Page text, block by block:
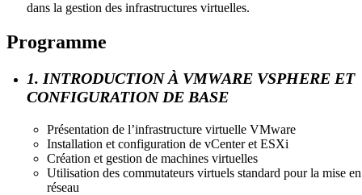
dans la gestion des infrastructures virtuelles.
Programme
1. INTRODUCTION À VMWARE VSPHERE ET
CONFIGURATION DE BASE
Présentation de l’infrastructure virtuelle VMware
Installation et configuration de vCenter et ESXi
Création et gestion de machines virtuelles
Utilisation des commutateurs virtuels standard pour la mise en
réseau